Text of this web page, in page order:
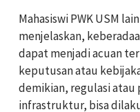
Mahasiswi PWK USM
menjelaskan,
dapat menjadi acuan
keputusan atau
demikian, regulasi
infrastruktur, bisa